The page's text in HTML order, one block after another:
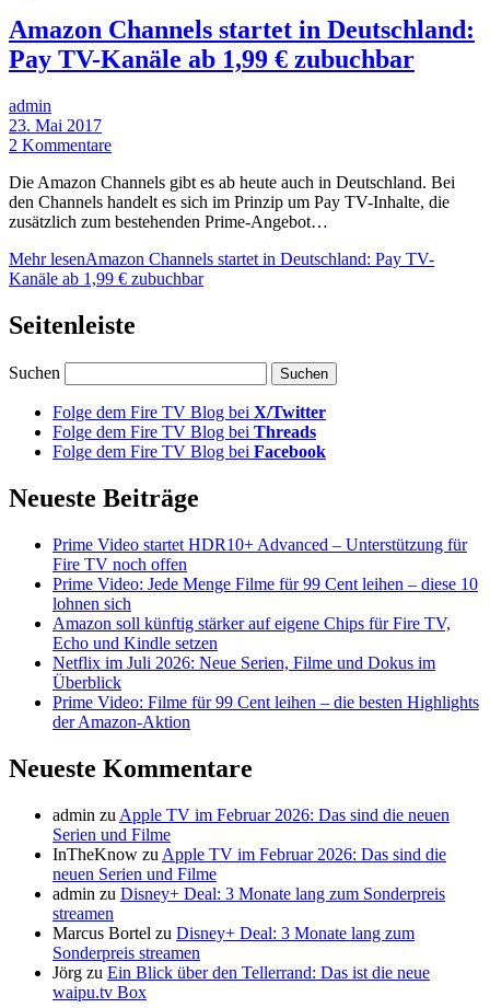
Amazon Channels startet in Deutschland:
Pay TV-Kanäle ab 1,99 € zubuchbar
admin
23. Mai 2017
2 Kommentare
Die Amazon Channels gibt es ab heute auch in Deutschland. Bei
den Channels handelt es sich im Prinzip um Pay TV-Inhalte, die
zusätzlich zum bestehenden Prime-Angebot…
Mehr lesenAmazon Channels startet in Deutschland: Pay TV-
Kanäle ab 1,99 € zubuchbar
Seitenleiste
Suchen
Folge dem Fire TV Blog bei X/Twitter
Folge dem Fire TV Blog bei Threads
Folge dem Fire TV Blog bei Facebook
Neueste Beiträge
Prime Video startet HDR10+ Advanced – Unterstützung für
Fire TV noch offen
Prime Video: Jede Menge Filme für 99 Cent leihen – diese 10
lohnen sich
Amazon soll künftig stärker auf eigene Chips für Fire TV,
Echo und Kindle setzen
Netflix im Juli 2026: Neue Serien, Filme und Dokus im
Überblick
Prime Video: Filme für 99 Cent leihen – die besten Highlights
der Amazon-Aktion
Neueste Kommentare
admin zu Apple TV im Februar 2026: Das sind die neuen
Serien und Filme
InTheKnow zu Apple TV im Februar 2026: Das sind die
neuen Serien und Filme
admin zu Disney+ Deal: 3 Monate lang zum Sonderpreis
streamen
Marcus Bortel zu Disney+ Deal: 3 Monate lang zum
Sonderpreis streamen
Jörg zu Ein Blick über den Tellerrand: Das ist die neue
waipu.tv Box